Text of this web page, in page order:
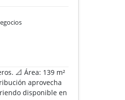
📐 Área: 139 m²
aprovecha
disponible en